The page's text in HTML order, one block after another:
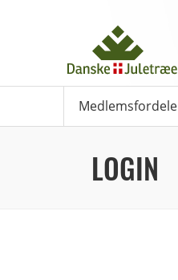
Medlemsfordele
LOGIN